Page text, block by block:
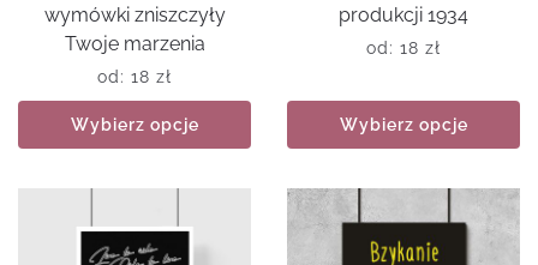
wymówki zniszczyły
Twoje marzenia
od: 18 zł
Wybierz opcje
produkcji 1934
od: 18 zł
Wybierz opcje